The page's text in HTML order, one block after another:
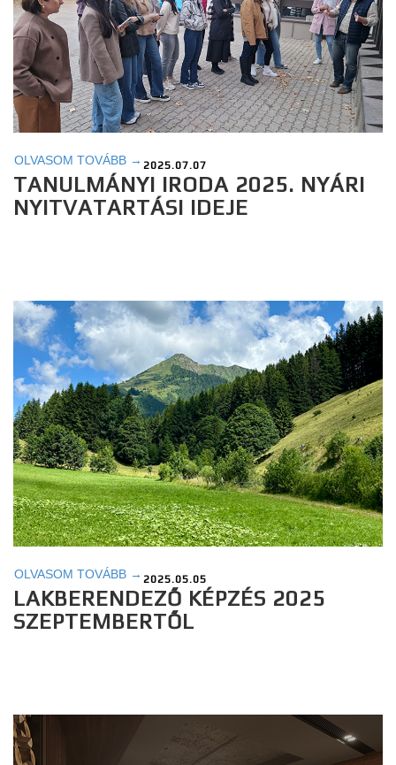
OLVASOM TOVÁBB → 2025.07.07
TANULMÁNYI IRODA 2025. NYÁRI
NYITVATARTÁSI IDEJE
OLVASOM TOVÁBB → 2025.05.05
LAKBERENDEZŐ KÉPZÉS 2025
SZEPTEMBERTŐL